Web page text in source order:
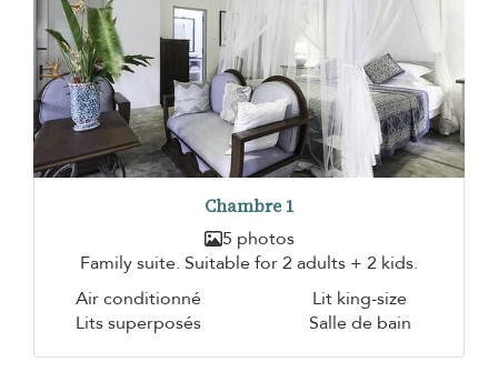
Chambre 1
5 photos
Family suite. Suitable for 2 adults + 2 kids.
Air conditionné
Lit king-size
Lits superposés
Salle de bain